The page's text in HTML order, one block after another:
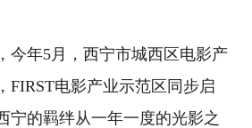
年5月，西宁市城西区电影产
FIRST电影产业示范区同步启
宁的羁绊从一年一度的光影之